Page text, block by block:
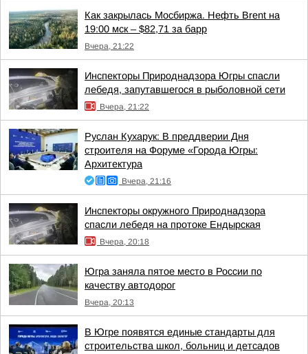
Как закрылась Мосбиржа. Нефть Brent на
19:00 мск – $82,71 за барр
Вчера, 21:22
Инспекторы Природнадзора Югры спасли
лебедя, запутавшегося в рыболовной сети
Вчера, 21:22
Руслан Кухарук: В преддверии Дня
строителя на Форуме «Города Югры:
Архитектура
Вчера, 21:16
Инспекторы окружного Природнадзора
спасли лебедя на протоке Ендырская
Вчера, 20:18
Югра заняла пятое место в России по
качеству автодорог
Вчера, 20:13
В Югре появятся единые стандарты для
строительства школ, больниц и детсадов